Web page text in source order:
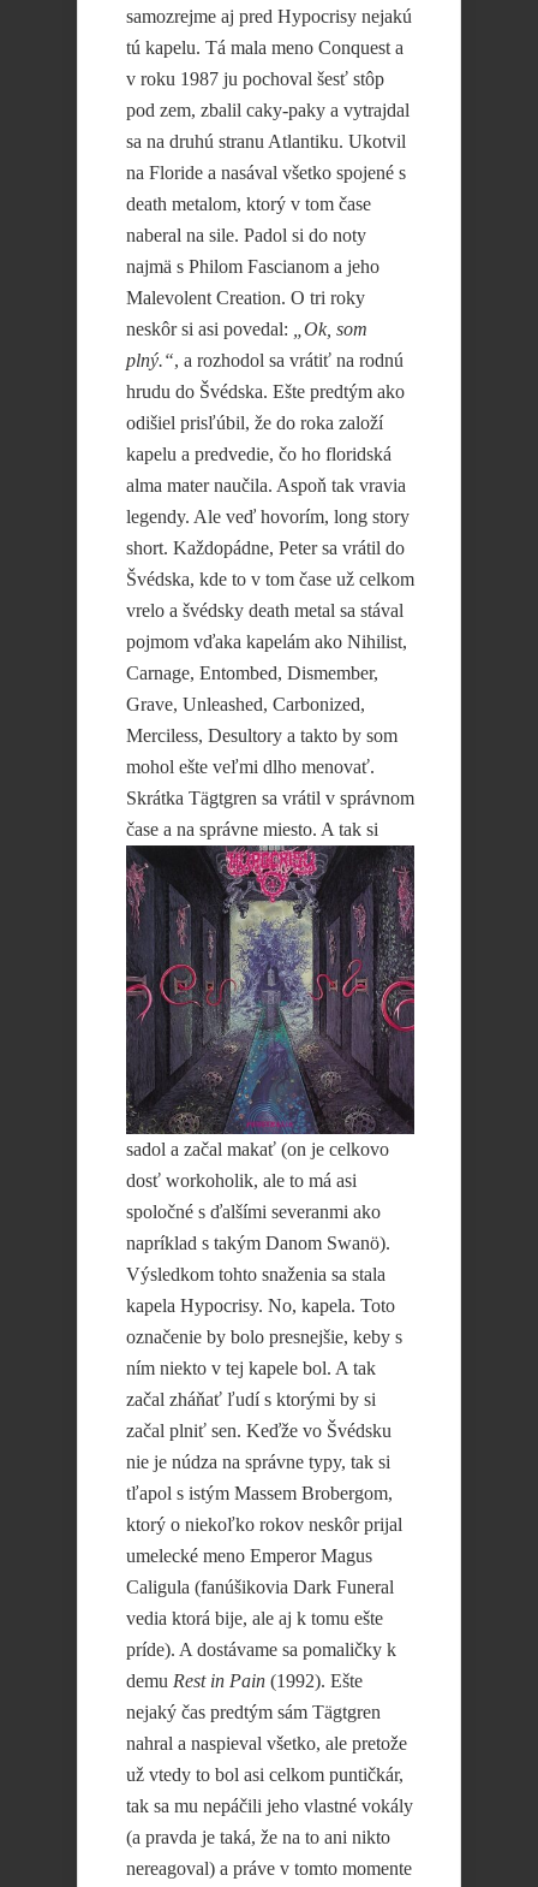
samozrejme aj pred Hypocrisy nejakú
tú kapelu. Tá mala meno Conquest a
v roku 1987 ju pochoval šesť stôp
pod zem, zbalil caky-paky a vytrajdal
sa na druhú stranu Atlantiku. Ukotvil
na Floride a nasával všetko spojené s
death metalom, ktorý v tom čase
naberal na sile. Padol si do noty
najmä s Philom Fascianom a jeho
Malevolent Creation. O tri roky
neskôr si asi povedal: „Ok, som
plný.“, a rozhodol sa vrátiť na rodnú
hrudu do Švédska. Ešte predtým ako
odišiel prisľúbil, že do roka založí
kapelu a predvedie, čo ho floridská
alma mater naučila. Aspoň tak vravia
legendy. Ale veď hovorím, long story
short. Každopádne, Peter sa vrátil do
Švédska, kde to v tom čase už celkom
vrelo a švédsky death metal sa stával
pojmom vďaka kapelám ako Nihilist,
Carnage, Entombed, Dismember,
Grave, Unleashed, Carbonized,
Merciless, Desultory a takto by som
mohol ešte veľmi dlho menovať.
Skrátka Tägtgren sa vrátil v správnom
čase a na správne miesto. A tak si
sadol a začal makať (on je celkovo
dosť workoholik, ale to má asi
spoločné s ďalšími severanmi ako
napríklad s takým Danom Swanö).
Výsledkom tohto snaženia sa stala
kapela Hypocrisy. No, kapela. Toto
označenie by bolo presnejšie, keby s
ním niekto v tej kapele bol. A tak
začal zháňať ľudí s ktorými by si
začal plniť sen. Keďže vo Švédsku
nie je núdza na správne typy, tak si
tľapol s istým Massem Brobergom,
ktorý o niekoľko rokov neskôr prijal
umelecké meno Emperor Magus
Caligula (fanúšikovia Dark Funeral
vedia ktorá bije, ale aj k tomu ešte
príde). A dostávame sa pomaličky k
demu Rest in Pain (1992). Ešte
nejaký čas predtým sám Tägtgren
nahral a naspieval všetko, ale pretože
už vtedy to bol asi celkom puntičkár,
tak sa mu nepáčili jeho vlastné vokály
(a pravda je taká, že na to ani nikto
nereagoval) a práve v tomto momente